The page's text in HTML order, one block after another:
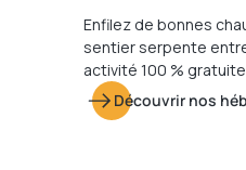
Enfilez de bonnes
sentier serpente
activité 100 %
Découvrir nos